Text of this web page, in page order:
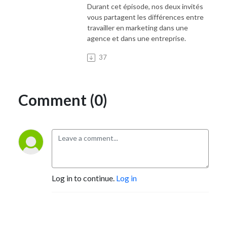
Durant cet épisode, nos deux invités
vous partagent les différences entre
travailler en marketing dans une
agence et dans une entreprise.
37
Comment (0)
Log in to continue. Log in